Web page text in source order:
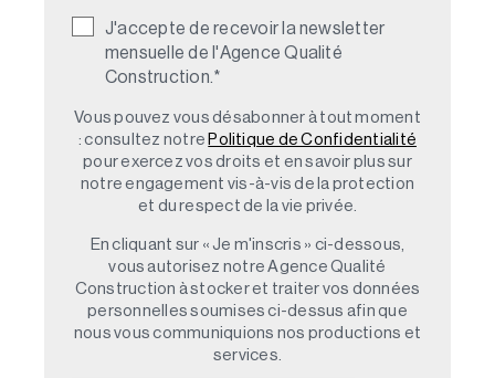
J'accepte de recevoir la newsletter
mensuelle de l'Agence Qualité
Construction. *
Vous pouvez vous désabonner à tout moment
: consultez notre Politique de Confidentialité
pour exercez vos droits et en savoir plus sur
notre engagement vis-à-vis de la protection
et du respect de la vie privée.
En cliquant sur « Je m'inscris » ci-dessous,
vous autorisez notre Agence Qualité
Construction à stocker et traiter vos données
personnelles soumises ci-dessus afin que
nous vous communiquions nos productions et
services.